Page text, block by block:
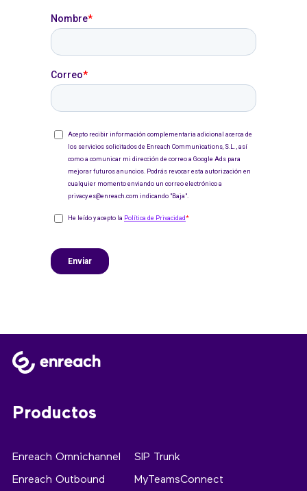
Productos
Enreach Omnichannel
Enreach Outbound
SIP Trunk
MyTeamsConnect